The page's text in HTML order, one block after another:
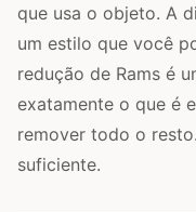
que usa o objeto. A
um estilo que você
redução de Rams é
exatamente o que é
remover todo o
suficiente.